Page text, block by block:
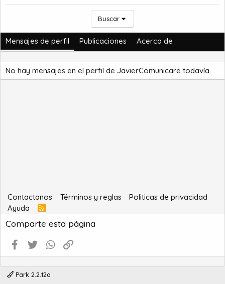
Buscar
Mensajes de perfil Publicaciones Acerca de
No hay mensajes en el perfil de JavierComunicare todavía.
Contactanos Términos y reglas
Politicas de privacidad
Ayuda
R
S
S
Comparte esta página
Facebook
Twitter WhatsApp
Park 2.2.12a